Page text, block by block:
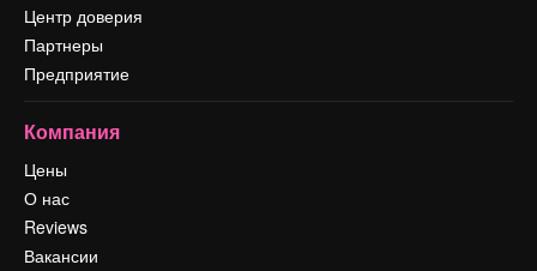
Центр доверия
Партнеры
Предприятие
Компания
Цены
О нас
Reviews
Вакансии